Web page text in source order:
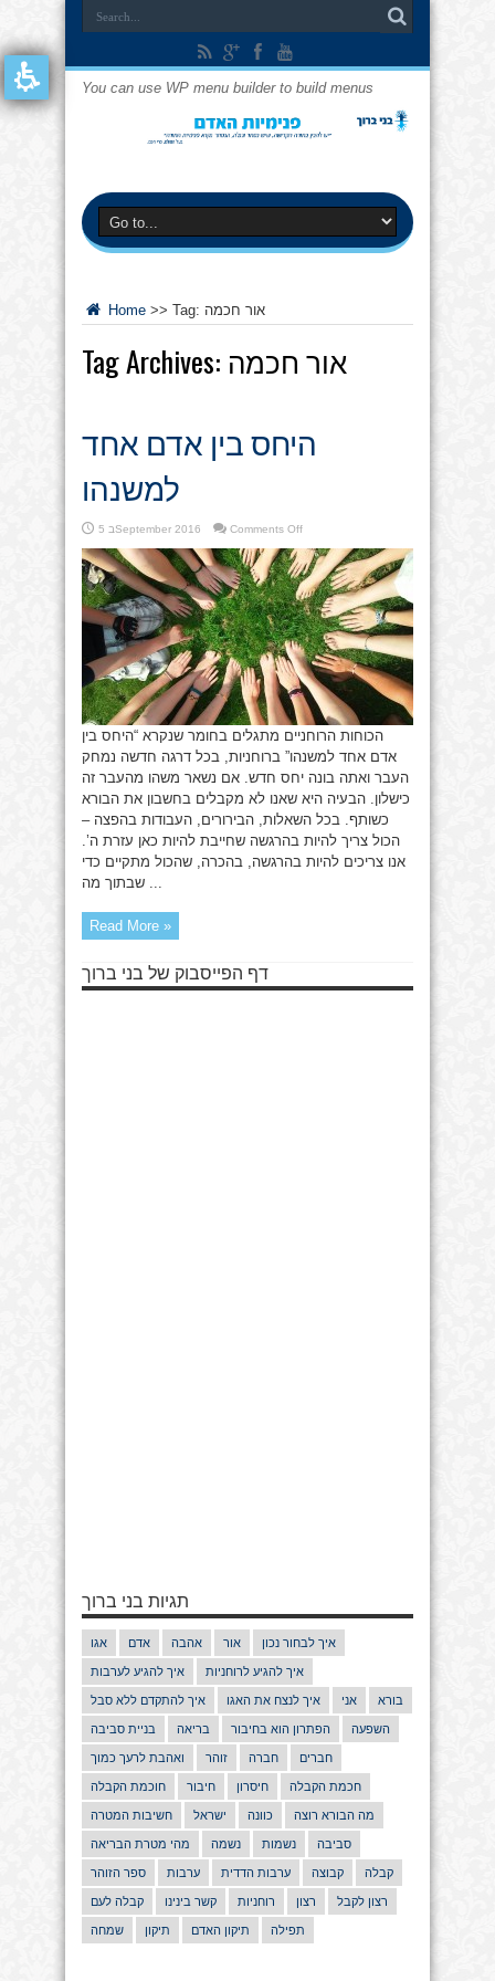
You can use WP menu builder to build menus
Home >> Tag: אור חכמה
Tag Archives: אור חכמה
היחס בין אדם אחד
למשנהו
5 בSeptember 2016 Comments Offon
בין
אדם
אחד
למשנהו
הכוחות הרוחניים מתגלים בחומר שנקרא “היחס בין
אדם אחד למשנהו” ברוחניות, בכל דרגה חדשה נמחק
העבר ואתה בונה יחס חדש. אם נשאר משהו מהעבר זה
כישלון. הבעיה היא שאנו לא מקבלים בחשבון את הבורא
כשותף. בכל השאלות, הבירורים, העבודות בהפצה –
הכול צריך להיות בהרגשה שחייבת להיות כאן עזרת ה’.
אנו צריכים להיות בהרגשה, בהכרה, שהכול מתקיים כדי
שבתוך מה ...
Read More »
דף הפייסבוק של בני ברוך
תגיות בני ברוך
אגו אדם אהבה אור איך לבחור נכון
איך להגיע לערבות איך להגיע לרוחניות
איך להתקדם ללא סבל איך לנצח את האגו אני בורא
בניית סביבה בריאה הפתרון הוא בחיבור השפעה
ואהבת לרעך כמוך זוהר חברה חברים
חוכמת הקבלה חיבור חיסרון חכמת הקבלה
חשיבות המטרה ישראל כוונה מה הבורא רוצה
מהי מטרת הבריאה נשמה נשמות סביבה
ספר הזוהר ערבות ערבות הדדית קבוצה קבלה
קבלה לעם קשר בינינו רוחניות רצון רצון לקבל
שמחה תיקון תיקון האדם תפילה